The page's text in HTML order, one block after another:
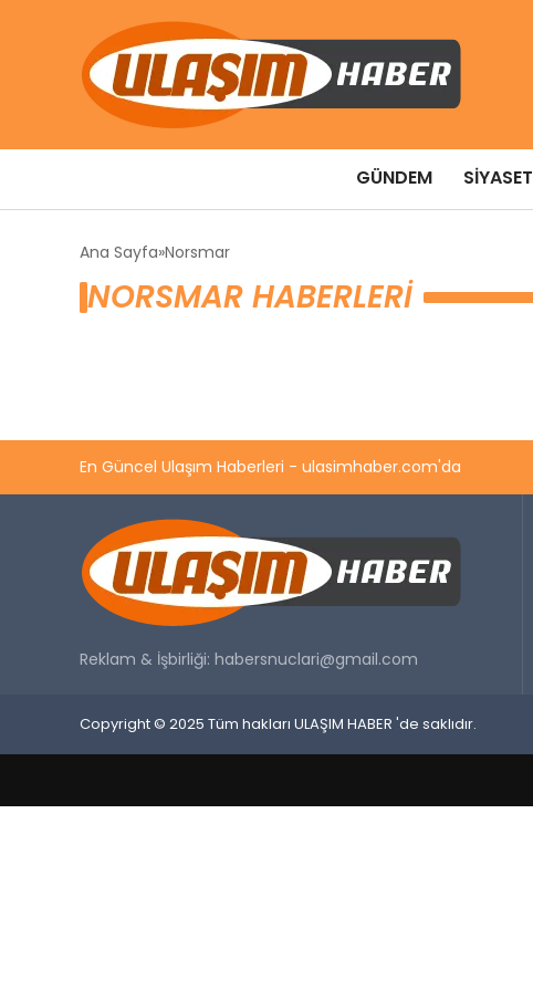
GÜNDEM SIYASET
Ana Sayfa Norsmar
NORSMAR HABERLERI
En Güncel Ulaşım Haberleri - ulasimhaber.com'da
Reklam & İşbirliği: habersnuclari@gmail.com
Copyright © 2025 Tüm hakları ULAŞIM HABER 'de saklıdır.